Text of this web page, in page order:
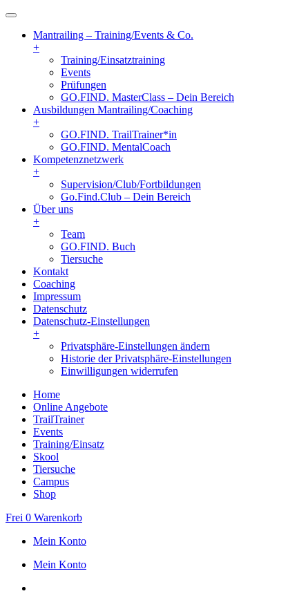
Mantrailing – Training/Events & Co.
+
Training/Einsatztraining
Events
Prüfungen
GO.FIND. MasterClass – Dein Bereich
Ausbildungen Mantrailing/Coaching
+
GO.FIND. TrailTrainer*in
GO.FIND. MentalCoach
Kompetenznetzwerk
+
Supervision/Club/Fortbildungen
Go.Find.Club – Dein Bereich
Über uns
+
Team
GO.FIND. Buch
Tiersuche
Kontakt
Coaching
Impressum
Datenschutz
Datenschutz-Einstellungen
+
Privatsphäre-Einstellungen ändern
Historie der Privatsphäre-Einstellungen
Einwilligungen widerrufen
Home
Online Angebote
TrailTrainer
Events
Training/Einsatz
Skool
Tiersuche
Campus
Shop
Frei 0 Warenkorb
Mein Konto
Mein Konto